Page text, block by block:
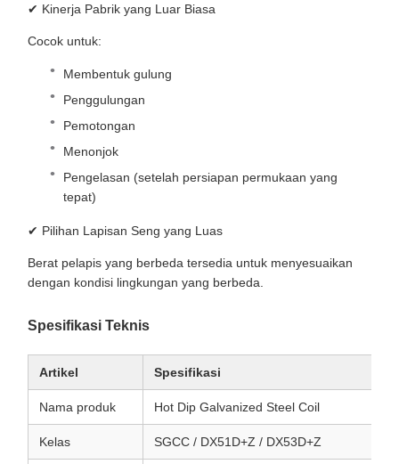
✔ Kinerja Pabrik yang Luar Biasa
Cocok untuk:
Membentuk gulung
Penggulungan
Pemotongan
Menonjok
Pengelasan (setelah persiapan permukaan yang
tepat)
✔ Pilihan Lapisan Seng yang Luas
Berat pelapis yang berbeda tersedia untuk menyesuaikan
dengan kondisi lingkungan yang berbeda.
Spesifikasi Teknis
Artikel Spesifikasi
Nama produk Hot Dip Galvanized Steel Coil
Kelas SGCC / DX51D+Z / DX53D+Z